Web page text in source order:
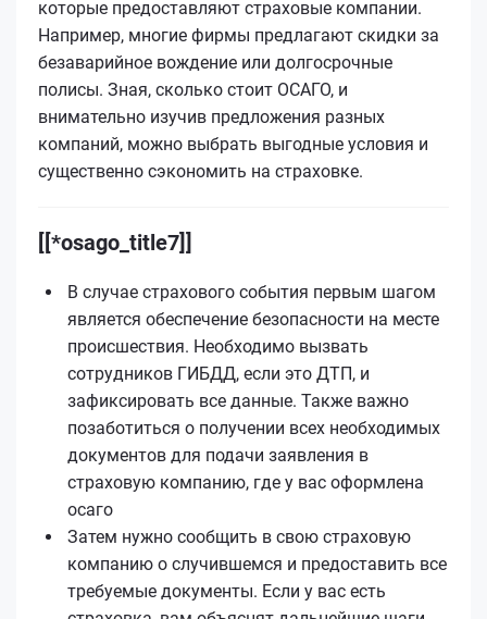
которые предоставляют страховые компании.
Например, многие фирмы предлагают скидки за
безаварийное вождение или долгосрочные
полисы. Зная, сколько стоит ОСАГО, и
внимательно изучив предложения разных
компаний, можно выбрать выгодные условия и
существенно сэкономить на страховке.
[[*osago_title7]]
В случае страхового события первым шагом
является обеспечение безопасности на месте
происшествия. Необходимо вызвать
сотрудников ГИБДД, если это ДТП, и
зафиксировать все данные. Также важно
позаботиться о получении всех необходимых
документов для подачи заявления в
страховую компанию, где у вас оформлена
осаго
Затем нужно сообщить в свою страховую
компанию о случившемся и предоставить все
требуемые документы. Если у вас есть